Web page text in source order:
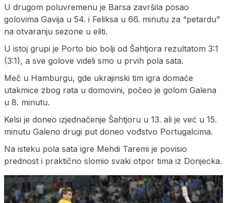
U drugom poluvremenu je Barsa završila posao
golovima Gavija u 54. i Feliksa u 66. minutu za “petardu”
na otvaranju sezone u eliti.
U istoj grupi je Porto bio bolji od Šahtjora rezultatom 3:1
(3:1), a sve golove videli smo u prvih pola sata.
Meč u Hamburgu, gde ukrajinski tim igra domaće
utakmice zbog rata u domovini, počeo je golom Galena
u 8. minutu.
Kelsi je doneo izjednačenje Šahtjoru u 13. ali je već u 15.
minutu Galeno drugi put doneo vođstvo Portugalcima.
Na isteku pola sata igre Mehdi Taremi je povisio
prednost i praktično slomio svaki otpor tima iz Donjecka.